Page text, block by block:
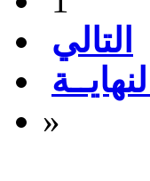
التالي
النهايــة
»